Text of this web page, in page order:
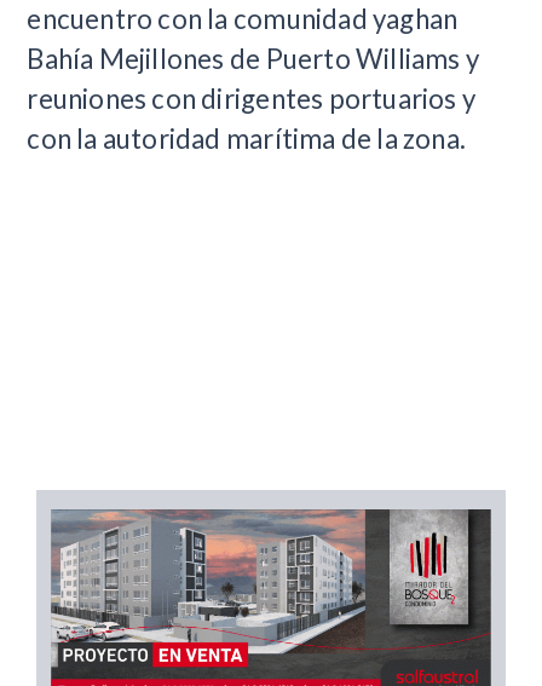
encuentro con la comunidad yaghan
Bahía Mejillones de Puerto Williams y
reuniones con dirigentes portuarios y
con la autoridad marítima de la zona.